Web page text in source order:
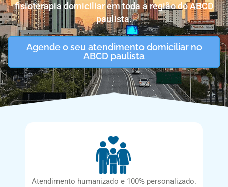
fisioterapia domiciliar em toda a região do ABCD
paulista.
Agende o seu atendimento domiciliar no
ABCD paulista
Atendimento humanizado e 100% personalizado.